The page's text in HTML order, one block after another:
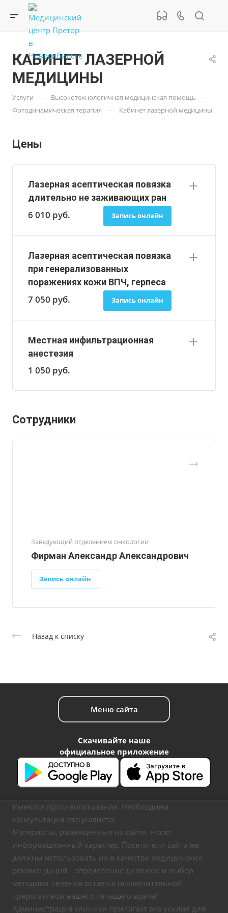
КАБИНЕТ ЛАЗЕРНОЙ
МЕДИЦИНЫ
Услуги — Высокотехнологичная медицинская помощь —
Фотодинамическая терапия — Кабинет лазерной медицины
Цены
Лазерная асептическая повязка
длительно не заживающих ран
6 010 руб. Запись онлайн
Лазерная асептическая повязка
при генерализованных
поражениях кожи ВПЧ, герпеса
7 050 руб. Запись онлайн
Местная инфильтрационная
анестезия
1 050 руб.
Сотрудники
Заведующий отделением онкологии
Фирман Александр Александрович
Запись онлайн
Назад к списку
Меню сайта
Скачивайте наше
официальное приложение
Имеются противопоказания. Необходима
консультация специалиста!
Материалы, размещенные на сайте, носят
информационный характер. Посетители сайта не
должны использовать их в качестве медицинских
рекомендаций - определение диагноза и выбор
методики лечения остается исключительной
прерогативой вашего лечащего врача!
Администрация клиники прилагает все усилия для